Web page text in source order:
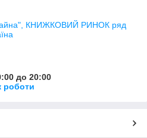
КНИЖКОВИЙ РИНОК ряд
до 20:00
роботи